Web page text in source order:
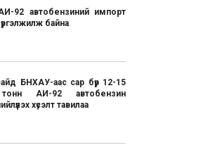
92 автобензиний импорт
үргэлжилж байна
БНХАУ-аас сар бүр 12-15
АИ-92 автобензин
хүсэлт тавилаа